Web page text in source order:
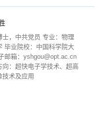
士，中共党员 专业：物理
毕业院校：中国科学院大
邮箱：yshgou@opt.ac.cn
向：超快电子学技术、超高
技术及应用